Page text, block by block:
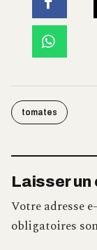
tomates
Laisser
Votre adresse
obligatoires